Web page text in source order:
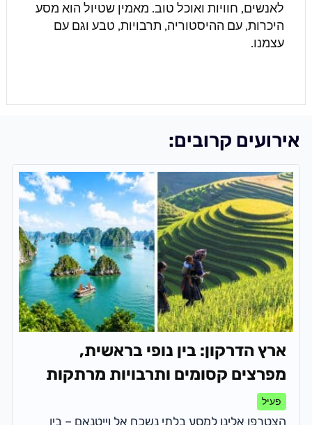
לאנשים, חוויות ואוכל טוב. מאמין שטיול הוא מסע
היכרות, עם ההיסטוריה, תרבויות, טבע וגם עם
עצמנו.
אירועים קרובים:
ארץ הדרקון: בין נופי בראשית,
מפרצים קסומים ותרבויות מרתקות
בוייטנאם
פעיל
הצטרפו אלינו למסע בלתי נשכח אל וייטנאם – בין